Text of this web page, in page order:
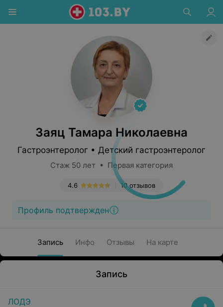
Заяц Тамара Николаевна
Гастроэнтеролог • Детский гастроэнтеролог
Стаж 50 лет • Первая категория
10 отзывов
4.6
Профиль подтвержден
Запись Инфо Отзывы На карте
Запись
ЛОДЭ